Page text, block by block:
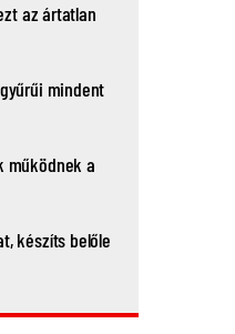
az ártatlan
mindent
működnek a
készíts belőle